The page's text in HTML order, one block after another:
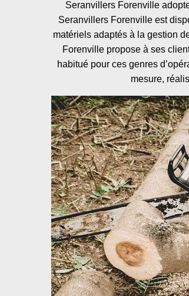
Seranvillers Forenville
Seranvillers Forenville est
matériels adaptés à la gestion
Forenville propose à ses
habitué pour ces genres
mesure,